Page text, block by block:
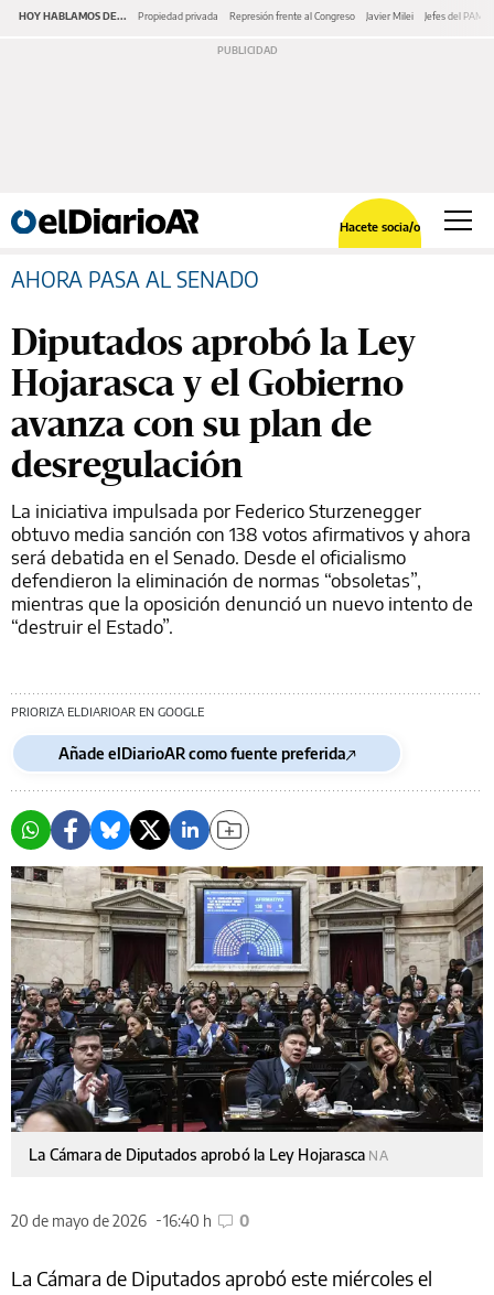
HOY HABLAMOS DE... Propiedad privada Represión frente al Congreso Javier Milei Jefes del PAMI
Hacete socia/o
AHORA PASA AL SENADO
Diputados aprobó la Ley
Hojarasca y el Gobierno
avanza con su plan de
desregulación
La iniciativa impulsada por Federico Sturzenegger
obtuvo media sanción con 138 votos afirmativos y ahora
será debatida en el Senado. Desde el oficialismo
defendieron la eliminación de normas “obsoletas”,
mientras que la oposición denunció un nuevo intento de
“destruir el Estado”.
PRIORIZA ELDIARIOAR EN GOOGLE
Añade elDiarioAR como fuente preferida
La Cámara de Diputados aprobó la Ley Hojarasca NA
20 de mayo de 2026 16:40 h 0
La Cámara de Diputados aprobó este miércoles el